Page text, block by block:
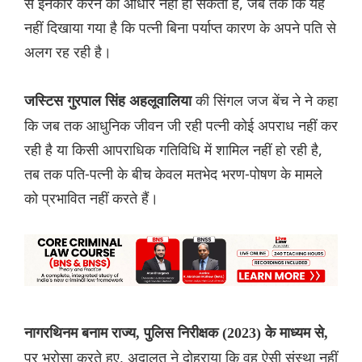
नहीं दिखाया गया है कि पत्नी बिना पर्याप्त कारण के अपने पति से
अलग रह रही है।
जस्टिस गुरपाल सिंह अहलूवालियाकी सिंगल जज बेंच ने ने कहा
कि जब तक आधुनिक जीवन जी रही पत्नी कोई अपराध नहीं कर
रही है या किसी आपराधिक गतिविधि में शामिल नहीं हो रही है,
तब तक पति-पत्नी के बीच केवल मतभेद भरण-पोषण के मामले
को प्रभावित नहीं करते हैं।
नागरथिनम बनाम राज्य, पुलिस निरीक्षक (2023) के माध्यम से,
पर भरोसा करते हुए, अदालत ने दोहराया कि वह ऐसी संस्‍था नहीं